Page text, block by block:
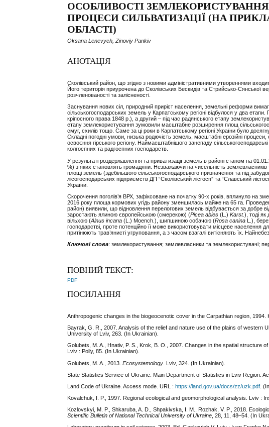
ОСОБЛИВОСТІ ЗЕМЛЕКОРИСТУВАННЯ
ПРОЦЕСИ СИЛЬВАТИЗАЦІЇ (НА
ОБЛАСТІ)
Oksana Lenevych, Zinoviy Pankiv
АНОТАЦІЯ
Сколівський район, що згідно з новими адміністративними утвореннями
Його територія приурочена до Сколівських Бескидів та Стрийсько-
розчленованості та залісненості.
Заснування нових сіл, природний приріст населення, земельні реформи
сільськогосподарських земель у Карпатському регіоні відбулося у два
кріпосного права 1848 р.), а другий ‒ під час радянського етапу
етапу землекористування зумовили масштабне розширення площ
смуг, схилів тощо. Саме за ці роки в Карпатському регіоні України було
Складні погодні умови, низька родючість земель, масштабні ерозійні
освоєння гірського регіону. Наймасштабнішого занепаду
колгоспних та радгоспних господарств.
У результаті роздержавлення та приватизації земель в районі станом на
%) з яких становлять громадяни. Незважаючи на чисельність
площі земель (здебільшого сільськогосподарського призначення та під
лісогосподарських підприємств ДП “Сколівський лісгосп” та “Славський
України.
Скорочення поголів’я ВРХ, зафіксоване на початку 90-х років, вплинуло на
2016 року площа кормових угідь району зменшилась майже на 65 га.
район) виявили, що відновлення перелогових земель відбувається за добре
заростають ялиною європейською (смерекою) (Picea abies(L.) Karst.), тоді як
вільхою (Alnus incana (L.) Moench.), шипшиною собачою (Rosa canina L.),
господарстві, проте потенційно її може використовувати місцеве
притінюють трав’янисті угруповання, а з часом взагалі витісняють їх.
Ключові слова: землекористування; землевласники та землекористувачі;
ПОВНИЙ ТЕКСТ:
PDF
ПОСИЛАННЯ
Anthropogenic changes in the biogeocenotic cover in the Carpathian region, 1994.
Bayrak, G. R., 2007. Analysis of the relief and nature use of the plains of
University of Lviv, 263. (In Ukrainian).
Golubets, M. A., Hnativ, P. S., Krok, B. O., 2007. Changes in the spatial structure
Lviv : Polly, 85. (In Ukrainian).
Golubets, M. A., 2013.Ecosystemology . Lviv, 324. (In Ukrainian).
State Statistics Service of Ukraine. Main Department of Statistics in Lviv Region.
Land Code of Ukraine. Access mode. URL :https://land.gov.ua/docs/zz/uzk.pdf .
Kovalchuk, I. P., 1997. Regional ecological and geomorphological analysis. Lviv :
Kozlovskyi, M. P., Shkaruba, A. D., Shpakivska, I. M., Rozhak, V. P., 2018.
Scientific Bulletin of National Technical University of Ukraine , 28, 11, 48–54. (In